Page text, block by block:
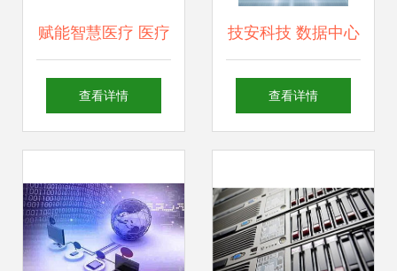
赋能智慧医疗 医疗
软件开发与网络科
创新与实践
查看详情
技安科技 数据中心
一体化建设与全方
查看详情